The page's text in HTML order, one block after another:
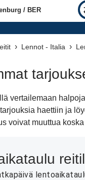
Lennot - Italia
vertailemaan
haettiin ja
voivat muuttua